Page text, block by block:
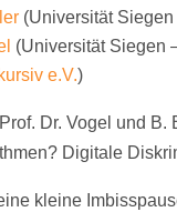
(Universität Siegen
(Universität Siegen
e.V.)
Dr. Vogel und
Digitale
kleine